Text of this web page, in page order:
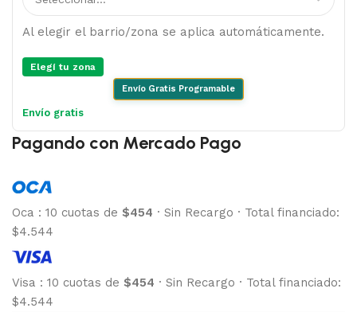
Al elegir el barrio/zona se aplica automáticamente.
Elegí tu zona
Envío Gratis Programable
Envío gratis
Pagando con Mercado Pago
Oca : 10 cuotas de $454 · Sin Recargo · Total financiado:
$4.544
Visa : 10 cuotas de $454 · Sin Recargo · Total financiado:
$4.544